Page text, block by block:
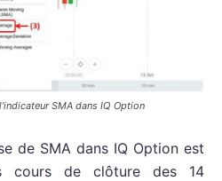
SMA dans IQ Option
de SMA dans IQ Option est
cours de clôture des 14